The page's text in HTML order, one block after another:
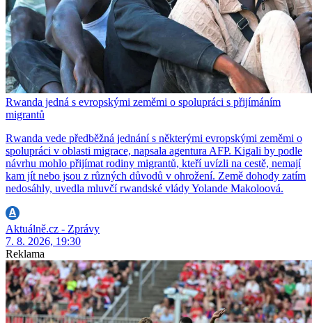
Rwanda jedná s evropskými zeměmi o spolupráci s přijímáním
migrantů
Rwanda vede předběžná jednání s některými evropskými zeměmi o
spolupráci v oblasti migrace, napsala agentura AFP. Kigali by podle
návrhu mohlo přijímat rodiny migrantů, kteří uvízli na cestě, nemají
kam jít nebo jsou z různých důvodů v ohrožení. Země dohody zatím
nedosáhly, uvedla mluvčí rwandské vlády Yolande Makoloová.
Aktuálně.cz - Zprávy
7. 8. 2026, 19:30
Reklama